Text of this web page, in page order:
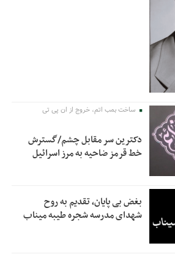
ساخت بمب اتم، خروج از ان پی تی
دکترین سر مقابل چشم/گسترش
خط قرمز ضاحیه به مرز اسرائیل
بغض بی پایان، تقدیم به روح
شهدای مدرسه شجره طیبه میناب